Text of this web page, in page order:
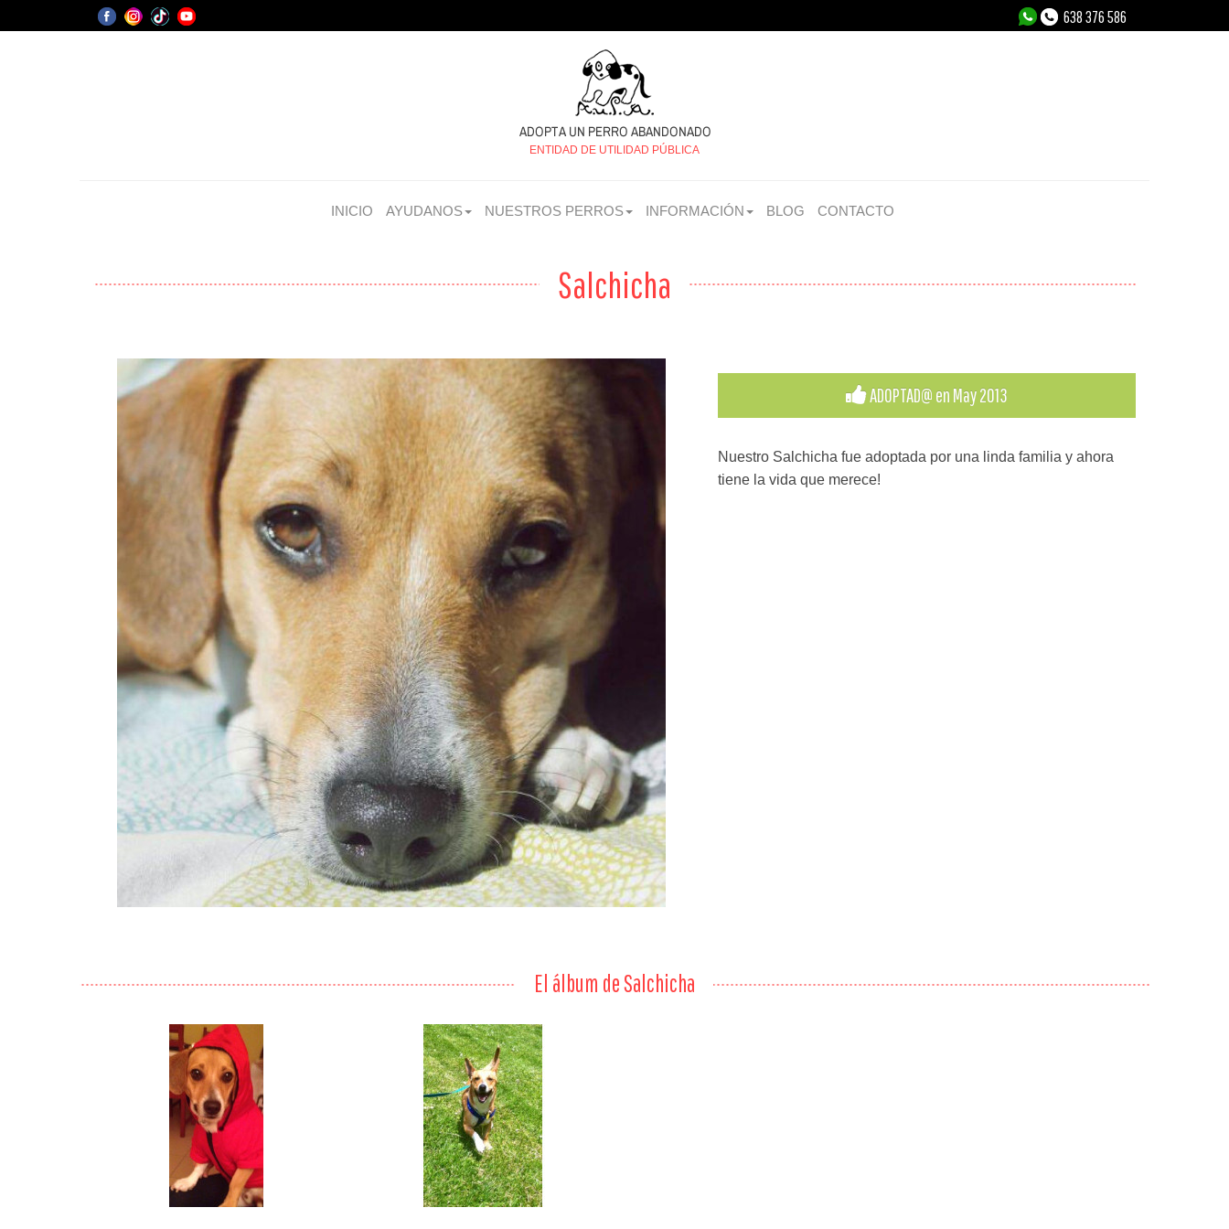
638 376 586
ENTIDAD DE UTILIDAD PÚBLICA
INICIO AYUDANOS NUESTROS PERROS INFORMACIÓN BLOG CONTACTO
Salchicha
ADOPTAD@ en May 2013
Nuestro Salchicha fue adoptada por una linda familia y ahora
tiene la vida que merece!
El álbum de Salchicha